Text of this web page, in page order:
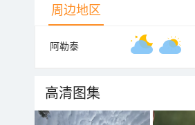
周边地区
阿勒泰
高清图集